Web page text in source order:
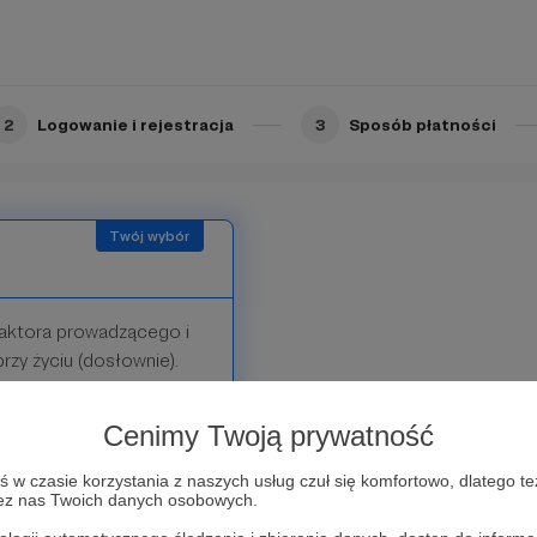
Cenimy Twoją prywatność
w czasie korzystania z naszych usług czuł się komfortowo, dlatego
nas Twoich danych osobowych.
2 Logowanie i rejestracja 3 Sposób płatności
prowadzącego i
życiu (dosłownie).
rano i nagrać
tym samym do grona
Masz naszą
częścią czegoś